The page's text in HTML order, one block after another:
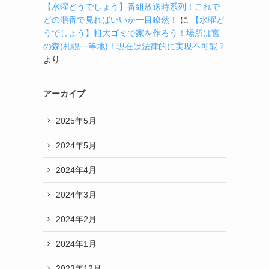
【水曜どうでしょう】番組放送時系列！これで
どの順番で見ればいいか一目瞭然！
に
【水曜ど
うでしょう】粗大ゴミで家を作ろう！場所は宮
の森(札幌一等地)！現在は法律的に実現不可能？
より
アーカイブ
2025年5月
2024年5月
2024年4月
2024年3月
2024年2月
2024年1月